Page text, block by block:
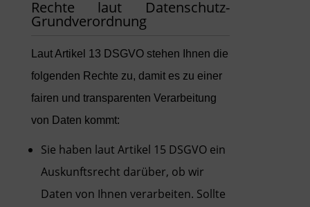
Rechte laut Datenschutz-
Grundverordnung
Laut Artikel 13 DSGVO stehen Ihnen die
folgenden Rechte zu, damit es zu einer
fairen und transparenten Verarbeitung
von Daten kommt:
Sie haben laut Artikel 15 DSGVO ein
Auskunftsrecht darüber, ob wir
Daten von Ihnen verarbeiten. Sollte